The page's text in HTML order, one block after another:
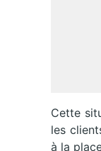
Cette
les
à la